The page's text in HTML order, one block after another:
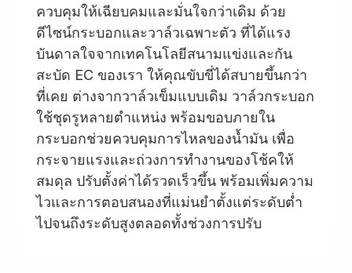
ควบคุมให้เฉียบคมและมั่นใจกว่าเดิม ด้วย
ดีไซน์กระบอกและวาล์วเฉพาะตัว ที่ได้แรง
บันดาลใจจากเทคโนโลยีสนามแข่งและกัน
สะบัด EC ของเรา ให้คุณขับขี่ได้สบายขึ้นกว่า
ที่เคย ต่างจากวาล์วเข็มแบบเดิม วาล์วกระบอก
ใช้ชุดรูหลายตำแหน่ง พร้อมขอบภายใน
กระบอกช่วยควบคุมการไหลของน้ำมัน เพื่อ
กระจายแรงและถ่วงการทำงานของโช้คให้
สมดุล ปรับตั้งค่าได้รวดเร็วขึ้น พร้อมเพิ่มความ
ไวและการตอบสนองที่แม่นยำตั้งแต่ระดับต่ำ
ไปจนถึงระดับสูงตลอดทั้งช่วงการปรับ